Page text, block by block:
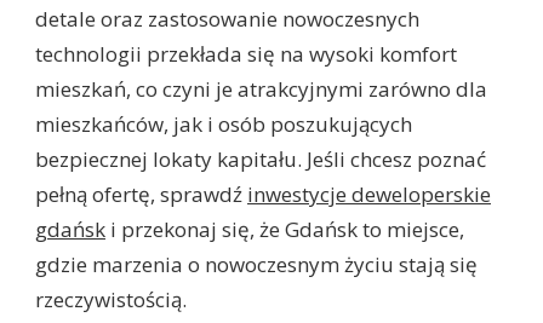
detale oraz zastosowanie nowoczesnych
technologii przekłada się na wysoki komfort
mieszkań, co czyni je atrakcyjnymi zarówno dla
mieszkańców, jak i osób poszukujących
bezpiecznej lokaty kapitału. Jeśli chcesz poznać
pełną ofertę, sprawdź inwestycje deweloperskie
gdańsk i przekonaj się, że Gdańsk to miejsce,
gdzie marzenia o nowoczesnym życiu stają się
rzeczywistością.